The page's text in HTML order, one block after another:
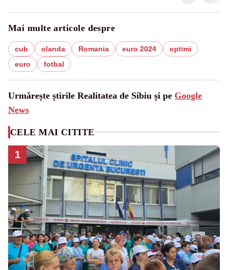
Mai multe articole despre
cub olanda Romania euro 2024
optimi
euro
fotbal
Urmărește știrile Realitatea de Sibiu și pe Google
News
CELE MAI CITITE
1